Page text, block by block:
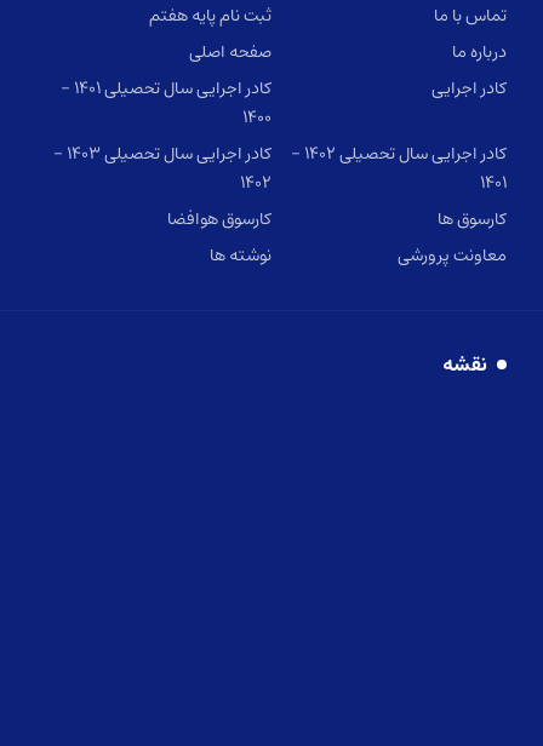
تماس با ما
ثبت نام پایه هفتم
درباره ما
صفحه اصلی
کادر اجرایی
کادر اجرایی سال تحصیلی ۱۴۰۱ –
۱۴۰۰
کادر اجرایی سال تحصیلی ۱۴۰۲ –
۱۴۰۱
کادر اجرایی سال تحصیلی ۱۴۰۳ –
۱۴۰۲
کارسوق ها
کارسوق هوافضا
معاونت پرورشی
نوشته ها
نقشه